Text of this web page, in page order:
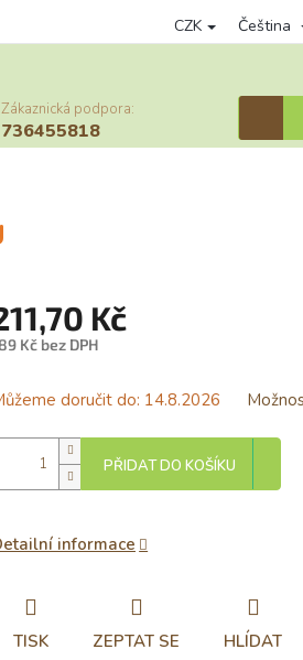
Podmínky ochrany osobních údajů
CZK Čeština
Zákaznická podpora:
736455818
Kč
Kč bez DPH
doručit do: 14.8.2026
PŘIDAT DO KOŠÍKU
informace
TISK ZEPTAT SE HLÍDAT